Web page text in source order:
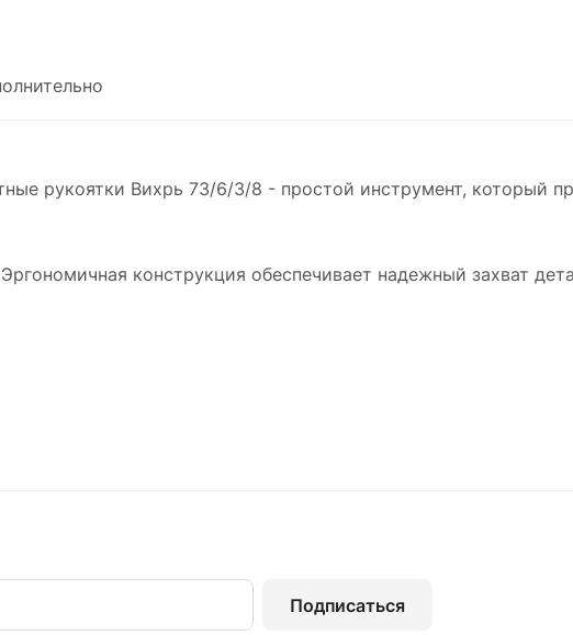
рукоятки Вихрь 73/6/3/8 - простой инструмент, который
конструкция обеспечивает надежный захват
Подписаться